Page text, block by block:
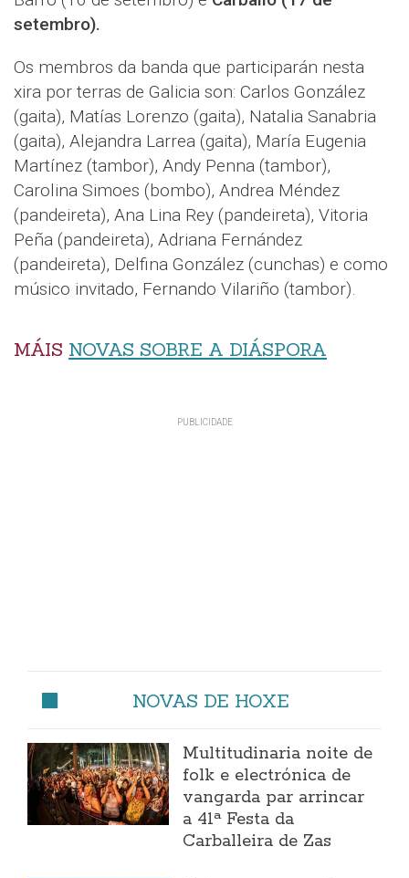
setembro).
Os membros da banda que participarán nesta
xira por terras de Galicia son: Carlos González
(gaita), Matías Lorenzo (gaita), Natalia Sanabria
(gaita), Alejandra Larrea (gaita), María Eugenia
Martínez (tambor), Andy Penna (tambor),
Carolina Simoes (bombo), Andrea Méndez
(pandeireta), Ana Lina Rey (pandeireta), Vitoria
Peña (pandeireta), Adriana Fernández
(pandeireta), Delfina González (cunchas) e como
músico invitado, Fernando Vilariño (tambor).
MÁIS NOVAS SOBRE A DIÁSPORA
NOVAS DE HOXE
Multitudinaria noite de
folk e electrónica de
vangarda par arrincar
a 41ª Festa da
Carballeira de Zas